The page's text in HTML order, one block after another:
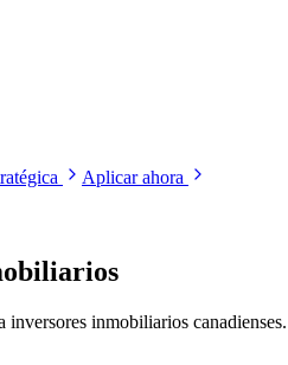
Aplicar ahora
inversores inmobiliarios